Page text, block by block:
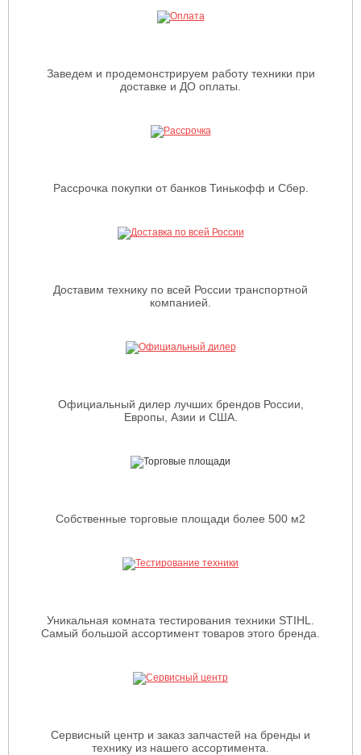
Заведем и продемонстрируем работу техники при
доставке и ДО оплаты.
Рассрочка покупки от банков Тинькофф и Сбер.
Доставим технику по всей России транспортной
компанией.
Официальный дилер лучших брендов России,
Европы, Азии и США.
Собственные торговые площади более 500 м2
Уникальная комната тестирования техники STIHL.
Самый большой ассортимент товаров этого бренда.
Сервисный центр и заказ запчастей на бренды и
технику из нашего ассортимента.